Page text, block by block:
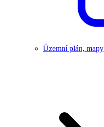
Územní plán, mapy